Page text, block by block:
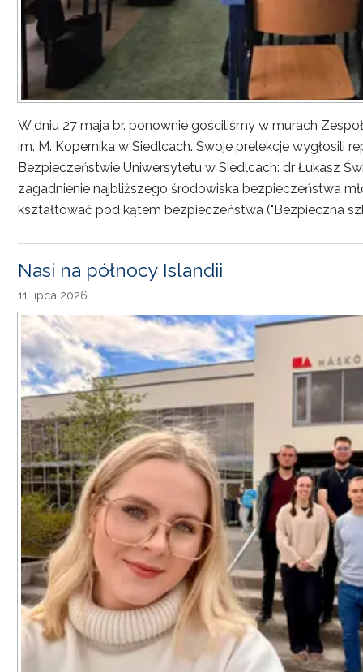
W dniu 27 maja br. ponownie gościliśmy w murach
im. M. Kopernika w Siedlcach. Swoje prelekcje wygłosili
Bezpieczeństwie Uniwersytetu w Siedlcach: dr Łukasz
zagadnienie najbliższego środowiska bezpieczeństwa
kształtować pod kątem bezpieczeństwa ("Bezpieczna
Nasi na północy Islandii
11 lipca 2026